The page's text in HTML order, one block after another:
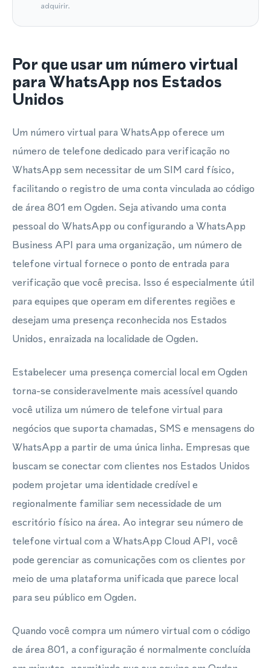
adquirir.
Por que usar um número virtual
para WhatsApp nos Estados
Unidos
Um número virtual para WhatsApp oferece um
número de telefone dedicado para verificação no
WhatsApp sem necessitar de um SIM card físico,
facilitando o registro de uma conta vinculada ao código
de área 801 em Ogden. Seja ativando uma conta
pessoal do WhatsApp ou configurando a WhatsApp
Business API para uma organização, um número de
telefone virtual fornece o ponto de entrada para
verificação que você precisa. Isso é especialmente útil
para equipes que operam em diferentes regiões e
desejam uma presença reconhecida nos Estados
Unidos, enraizada na localidade de Ogden.
Estabelecer uma presença comercial local em Ogden
torna-se consideravelmente mais acessível quando
você utiliza um número de telefone virtual para
negócios que suporta chamadas, SMS e mensagens do
WhatsApp a partir de uma única linha. Empresas que
buscam se conectar com clientes nos Estados Unidos
podem projetar uma identidade credível e
regionalmente familiar sem necessidade de um
escritório físico na área. Ao integrar seu número de
telefone virtual com a WhatsApp Cloud API, você
pode gerenciar as comunicações com os clientes por
meio de uma plataforma unificada que parece local
para seu público em Ogden.
Quando você compra um número virtual com o código
de área 801, a configuração é normalmente concluída